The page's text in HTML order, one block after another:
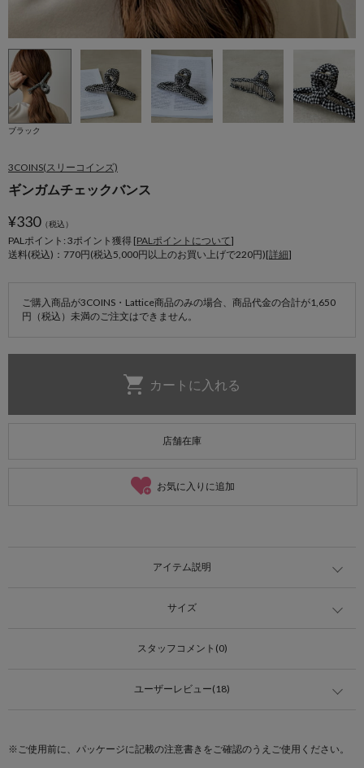
ブラック
3COINS(スリーコインズ)
ギンガムチェックバンス
¥330（税込）
PALポイント: 3ポイント獲得 [PALポイントについて]
送料(税込)：770円(税込5,000円以上のお買い上げで220円)[詳細]
ご購入商品が3COINS・Lattice商品のみの場合、商品代金の合計が1,650
円（税込）未満のご注文はできません。
店舗在庫
お気に入りに追加
アイテム説明
サイズ
スタッフコメント(0)
ユーザーレビュー(18)
※ご使用前に、パッケージに記載の注意書きをご確認のうえご使用ください。